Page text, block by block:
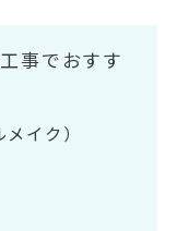
事でおすす
イク）